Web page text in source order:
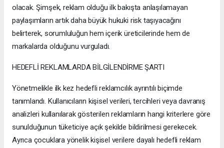
olacak. Şimşek, reklam olduğu ilk bakışta anlaşılamayan
paylaşımların artık daha büyük hukuki risk taşıyacağını
belirterek, sorumluluğun hem içerik üreticilerinde hem de
markalarda olduğunu vurguladı.
HEDEFLİ REKLAMLARDA BİLGİLENDİRME ŞARTI
Yönetmelikle ilk kez hedefli reklamcılık ayrıntılı biçimde
tanımlandı. Kullanıcıların kişisel verileri, tercihleri veya davranış
analizleri kullanılarak gösterilen reklamların hangi kriterlere göre
sunulduğunun tüketiciye açık şekilde bildirilmesi gerekecek.
Ayrıca çocuklara yönelik kişisel verilere dayalı hedefli reklam